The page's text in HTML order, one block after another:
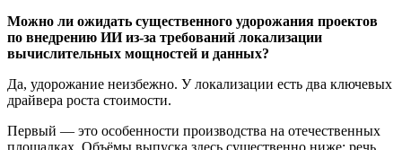
Можно ли ожидать существенного удорожания проектов
по внедрению ИИ из-за требований локализации
вычислительных мощностей и данных?
Да, удорожание неизбежно. У локализации есть два ключевых
драйвера роста стоимости.
Первый — это особенности производства на отечественных
площадках. Объёмы выпуска здесь существенно ниже: речь